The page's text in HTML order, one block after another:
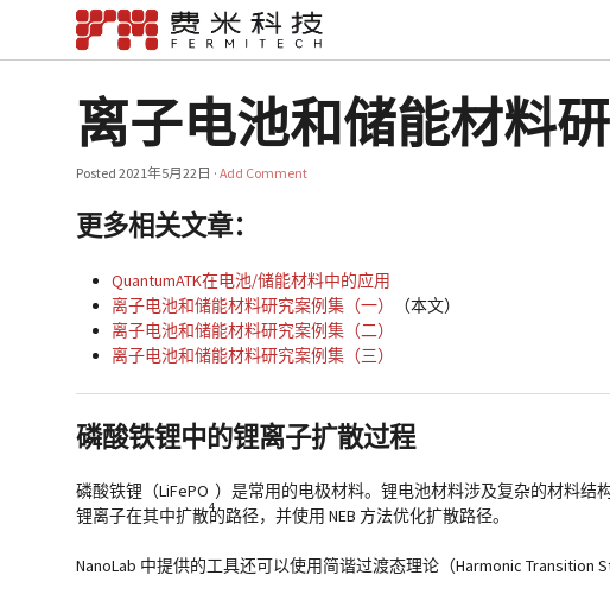
离子电池和储能材料
Posted2021年5月22日 ·Add Comment
更多相关文章：
QuantumATK在电池/储能材料中的应用
离子电池和储能材料研究案例集（一）
（本文）
离子电池和储能材料研究案例集（二）
离子电池和储能材料研究案例集（三）
磷酸铁锂中的锂离子扩散过程
磷酸铁锂（LiFePO
4
）是常用的电极材料。锂电池材料涉及复杂的材料结
锂离子在其中扩散的路径，并使用 NEB 方法优化扩散路径。
NanoLab 中提供的工具还可以使用简谐过渡态理论（Harmonic Transition